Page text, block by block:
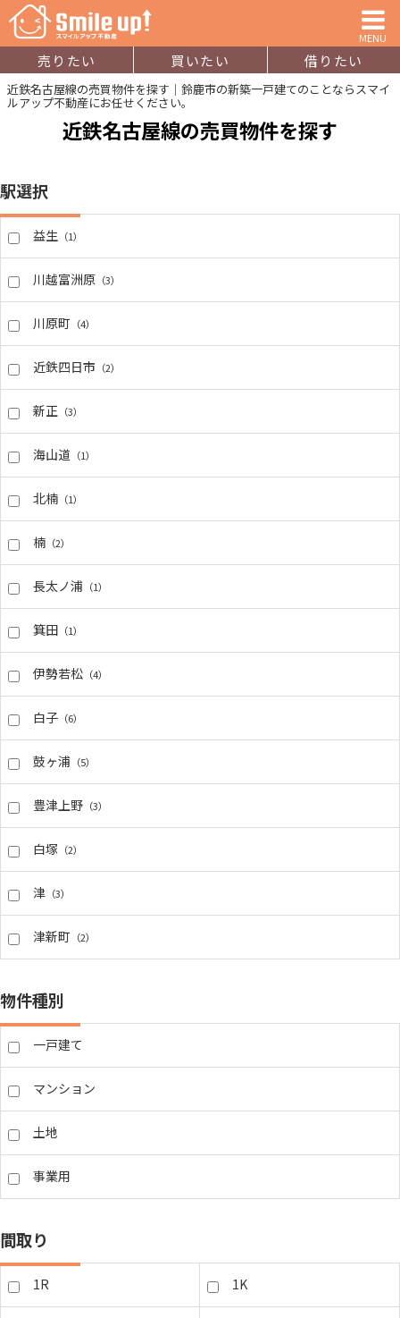
MENU
売りたい 買いたい 借りたい
近鉄名古屋線の売買物件を探す｜鈴鹿市の新築一戸建てのことならスマイ
ルアップ不動産にお任せください。
近鉄名古屋線の売買物件を探す
駅選択
益生 （1）
川越富洲原 （3）
川原町 （4）
近鉄四日市 （2）
新正 （3）
海山道 （1）
北楠 （1）
楠 （2）
長太ノ浦 （1）
箕田 （1）
伊勢若松 （4）
白子 （6）
鼓ヶ浦 （5）
豊津上野 （3）
白塚 （2）
津 （3）
津新町 （2）
物件種別
一戸建て
マンション
土地
事業用
間取り
1R 1K